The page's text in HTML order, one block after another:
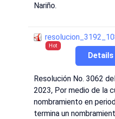
Nariño.
Hot
Details
Resolución No. 3062
2023, Por medio de la
nombramiento en
termina un